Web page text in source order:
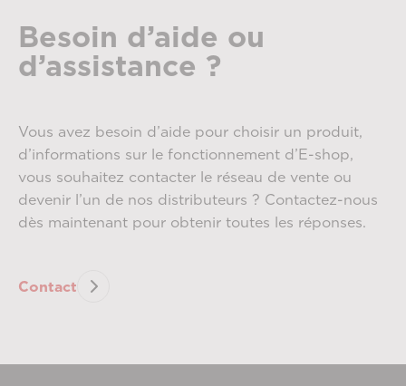
Besoin d’aide ou
d’assistance ?
Vous avez besoin d’aide pour choisir un produit,
d’informations sur le fonctionnement d’E-shop,
vous souhaitez contacter le réseau de vente ou
devenir l’un de nos distributeurs ? Contactez-nous
dès maintenant pour obtenir toutes les réponses.
Contact